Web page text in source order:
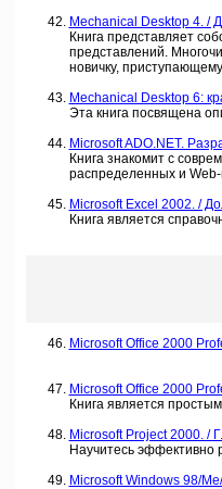
Mechanical Desktop 4. /
Книга представляет
представлений.
новичку,
Mechanical Desktop 6:
Эта книга посвящена
Microsoft ADO.NET.
Книга знакомит с
распределенных и
Microsoft Excel 2002. /
Книга является
Microsoft Office 2000
Microsoft Office 2000
Книга является
Microsoft Project 2000. /
Научитесь эффективно
Microsoft Windows 98/